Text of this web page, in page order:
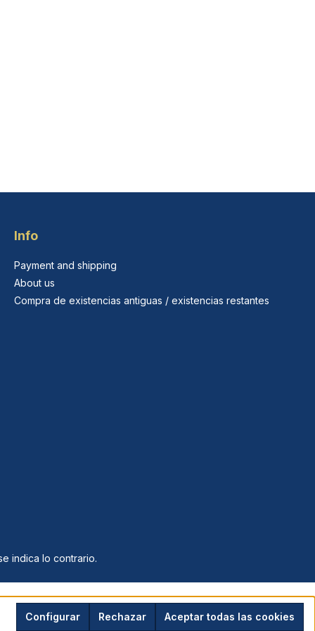
Info
Payment and shipping
About us
Compra de existencias antiguas / existencias restantes
indica lo contrario.
Rechazar
Configurar Aceptar todas las cookies